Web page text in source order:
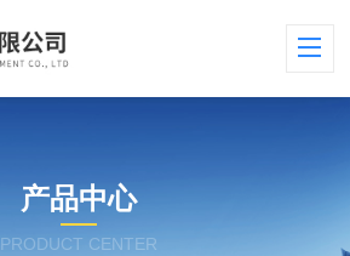
产品中心
PRODUCT CENTER